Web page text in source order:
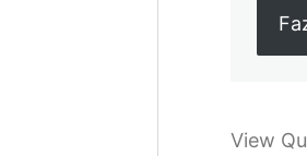
View